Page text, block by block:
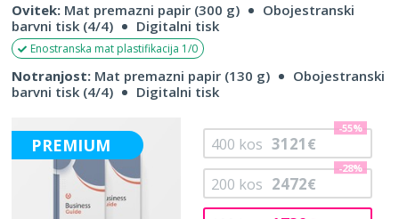
Ovitek: Mat premazni papir (300 g)
Obojestranski
barvni tisk (4/4)
Digitalni tisk
Enostranska mat plastifikacija 1/0
Notranjost: Mat premazni papir (130 g)
Obojestranski
barvni tisk (4/4)
Digitalni tisk
PREMIUM
200 kos 2472€
-28%
400 kos 3121€
-55%